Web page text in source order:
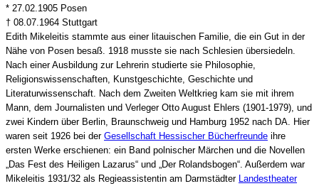
* 27.02.1905 Posen
† 08.07.1964 Stuttgart
Edith Mikeleitis stammte aus einer litauischen Familie, die ein Gut in der
Nähe von Posen besaß. 1918 musste sie nach Schlesien übersiedeln.
Nach einer Ausbildung zur Lehrerin studierte sie Philosophie,
Religionswissenschaften, Kunstgeschichte, Geschichte und
Literaturwissenschaft. Nach dem Zweiten Weltkrieg kam sie mit ihrem
Mann, dem Journalisten und Verleger Otto August Ehlers (1901-1979), und
zwei Kindern über Berlin, Braunschweig und Hamburg 1952 nach DA. Hier
waren seit 1926 bei der Gesellschaft Hessischer Bücherfreunde ihre
ersten Werke erschienen: ein Band polnischer Märchen und die Novellen
„Das Fest des Heiligen Lazarus“ und „Der Rolandsbogen“. Außerdem war
Mikeleitis 1931/32 als Regieassistentin am Darmstädter Landestheater